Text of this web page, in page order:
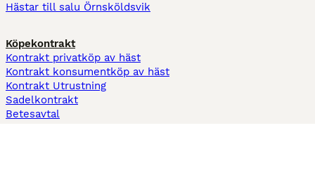
Hästar till salu Örnsköldsvik
Köpekontrakt
Kontrakt privatköp av häst
Kontrakt konsumentköp av häst
Kontrakt Utrustning
Sadelkontrakt
Betesavtal